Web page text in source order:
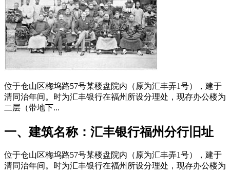
位于仓山区梅坞路57号某楼盘院内（原为汇丰弄1号），建于
清同治年间。时为汇丰银行在福州所设分理处，现存办公楼为
二层（带地下...
一、建筑名称：汇丰银行福州分行旧址
位于仓山区梅坞路57号某楼盘院内（原为汇丰弄1号），建于
清同治年间。时为汇丰银行在福州所设分理处，现存办公楼为